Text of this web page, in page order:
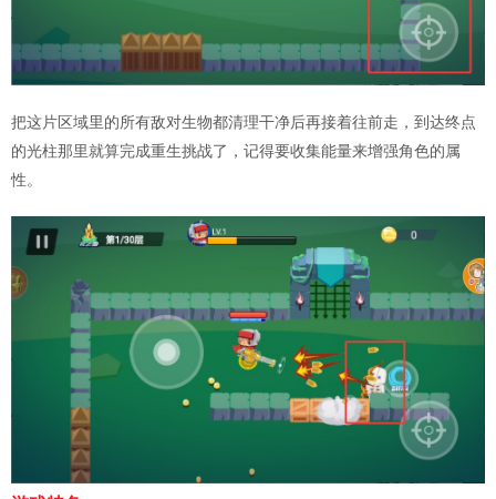
把这片区域里的所有敌对生物都清理干净后再接着往前走，到达终点
的光柱那里就算完成重生挑战了，记得要收集能量来增强角色的属
性。